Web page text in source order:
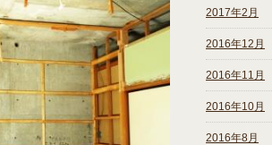
2017年2月
2016年12月
2016年11月
2016年10月
2016年8月